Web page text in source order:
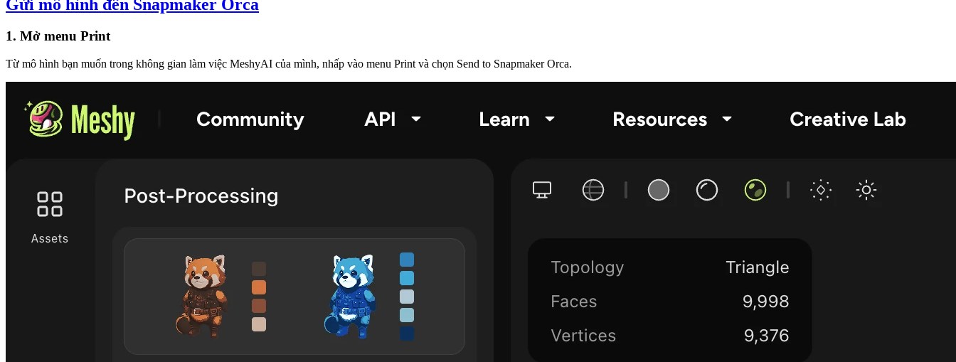
Gửi mô hình đến Snapmaker Orca
1. Mở menu Print
Từ mô hình bạn muốn trong không gian làm việc MeshyAI của mình, nhấp vào menu Print và chọn Send to Snapmaker Orca.